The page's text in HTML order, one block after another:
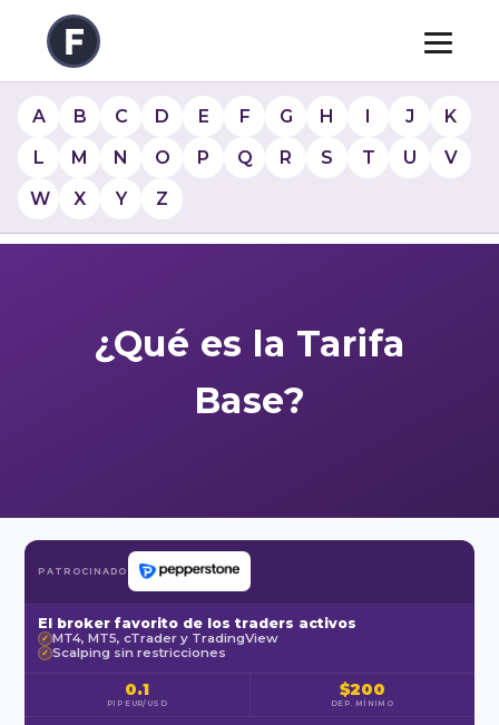
A B C D E F G H I J
K
L
M N O P Q R S T U
V
W
X Y Z
¿Qué es la Tarifa
Base?
PATROCINADO
El broker favorito de los traders activos
✓ MT4, MT5, cTrader y TradingView
✓ Scalping sin restricciones
0.1
PIP EUR/USD
$200
DEP. MÍNIMO